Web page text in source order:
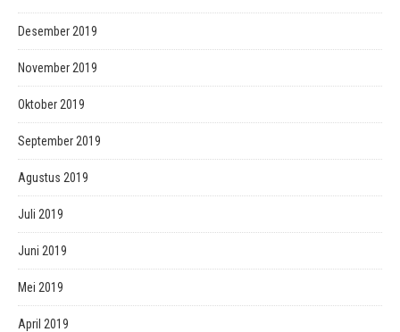
Desember 2019
November 2019
Oktober 2019
September 2019
Agustus 2019
Juli 2019
Juni 2019
Mei 2019
April 2019